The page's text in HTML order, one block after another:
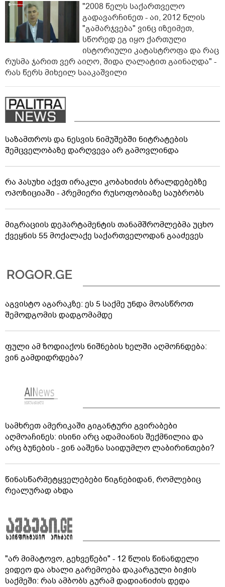
"2008 წელს საქართველო
გადავარჩინეთ - აი, 2012 წლის
"გამარჯვება" ვინც იზეიმეთ,
სწორედ ეგ იყო ქართული
ისტორიული კატასტროფა და რაც
რუსმა ჯარით ვერ აიღო, შიდა ღალატით გაინაღდა" -
რას წერს მიხეილ სააკაშვილი
საზამთროს და ნესვის ნიმუშებში ნიტრატების
შემცველობაზე დარღვევა არ გამოვლინდა
რა პასუხი აქვთ ირაკლი კობახიძის ბრალდებებზე
ოპოზიციაში - პრემიერი რუსოფობიაზე საუბრობს
მიგრაციის დეპარტამენტის თანამშრომლებმა უცხო
ქვეყნის 55 მოქალაქე საქართველოდან გააძევეს
აგვისტო აგარაკზე: ეს 5 საქმე უნდა მოასწროთ
შემოდგომის დადგომამდე
ფული ამ ზოდიაქოს ნიშნების ხელში აღმოჩნდება:
ვინ გამდიდრდება?
სამხრეთ ამერიკაში გიგანტური გვირაბები
აღმოაჩინეს: ისინი არც ადამიანის შექმნილია და
არც ბუნების - ვინ ააშენა საიდუმლო ლაბირინთები?
წინასწარმეტყველებები წიგნებიდან, რომლებიც
რეალურად ახდა
"არ მიმატოვო, გეხვეწები" - 12 წლის წინანდელი
ვიდეო და ახალი გარემოება დაკარგული ბიჭის
საქმეში: რას ამბობს გურამ დადიანიძის დედა